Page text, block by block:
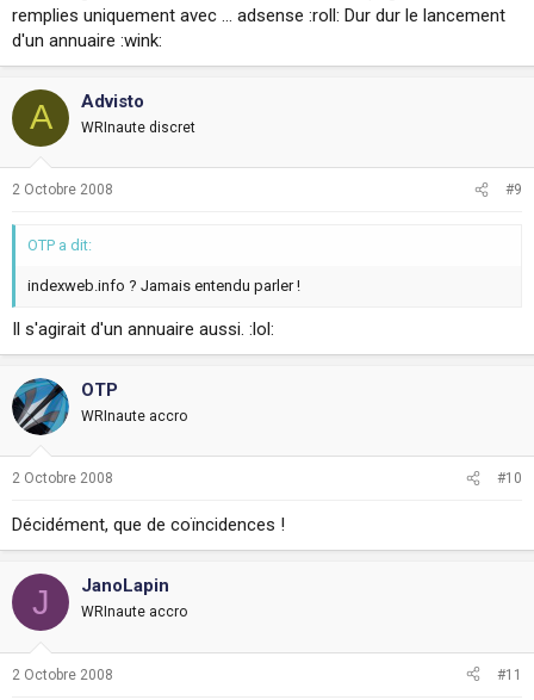
remplies uniquement avec ... adsense :roll: Dur dur le lancement
d'un annuaire :wink:
A Advisto
WRInaute discret
2 Octobre 2008 #9
OTP a dit:
indexweb.info ? Jamais entendu parler !
Il s'agirait d'un annuaire aussi. :lol:
OTP
WRInaute accro
2 Octobre 2008 #10
Décidément, que de coïncidences !
J JanoLapin
WRInaute accro
2 Octobre 2008 #11